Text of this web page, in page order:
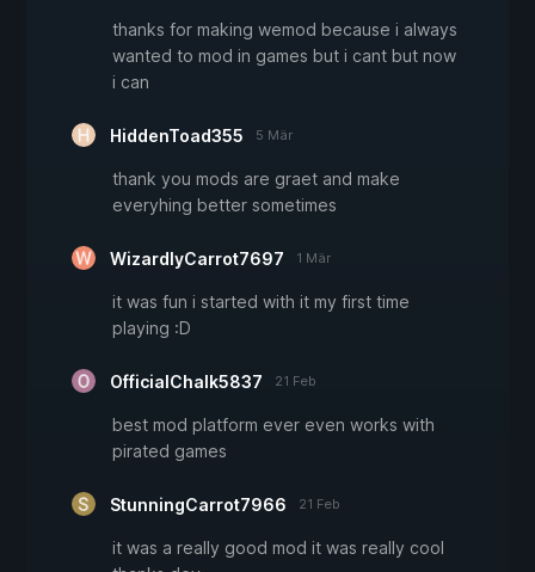
thanks for making wemod because i always
wanted to mod in games but i cant but now
i can
HiddenToad355 5 Mär
thank you mods are graet and make
everyhing better sometimes
WizardlyCarrot7697 1 Mär
it was fun i started with it my first time
playing :D
OfficialChalk5837 21 Feb
best mod platform ever even works with
pirated games
StunningCarrot7966 21 Feb
it was a really good mod it was really cool